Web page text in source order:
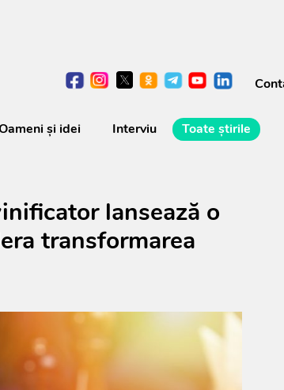
şi idei Interviu Toate știrile
lansează o
transformarea